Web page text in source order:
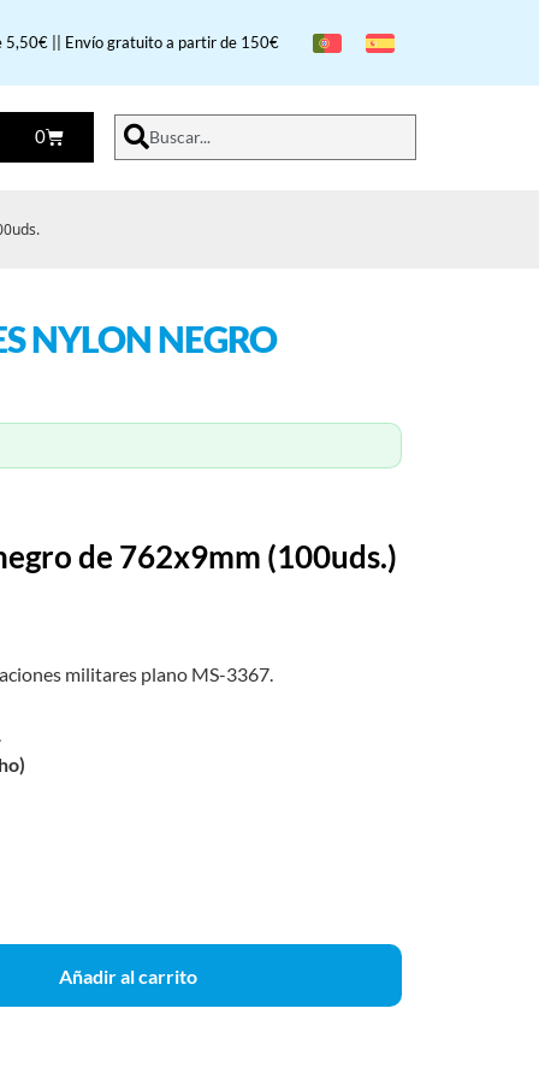
|| Envío gratuito a partir de 150€
0 Buscar...
NYLON NEGRO
de 762x9mm (100uds.)
militares plano MS-3367.
Añadir al carrito